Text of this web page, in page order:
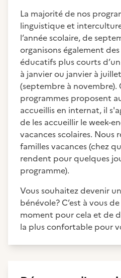
La majorité de nos
linguistique et
l’année scolaire, de
organisons également
éducatifs plus courts
à janvier ou janvier à
(septembre à novembre).
programmes proposent
accueillis en internat, il
de les accueillir le week-
vacances scolaires. Nous
familles vacances (chez
rendent pour quelques
programme).
Vous souhaitez devenir
bénévole? C’est à vous
moment pour cela et de
la plus confortable pour